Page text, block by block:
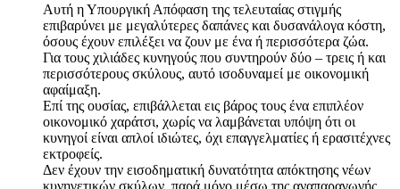
Αυτή η Υπουργική Απόφαση της τελευταίας στιγμής
επιβαρύνει με μεγαλύτερες δαπάνες και δυσανάλογα κόστη,
όσους έχουν επιλέξει να ζουν με ένα ή περισσότερα ζώα.
Για τους χιλιάδες κυνηγούς που συντηρούν δύο – τρεις ή και
περισσότερους σκύλους, αυτό ισοδυναμεί με οικονομική
αφαίμαξη.
Επί της ουσίας, επιβάλλεται εις βάρος τους ένα επιπλέον
οικονομικό χαράτσι, χωρίς να λαμβάνεται υπόψη ότι οι
κυνηγοί είναι απλοί ιδιώτες, όχι επαγγελματίες ή ερασιτέχνες
εκτροφείς.
Δεν έχουν την εισοδηματική δυνατότητα απόκτησης νέων
κυνηγετικών σκύλων, παρά μόνο μέσω της αναπαραγωγής